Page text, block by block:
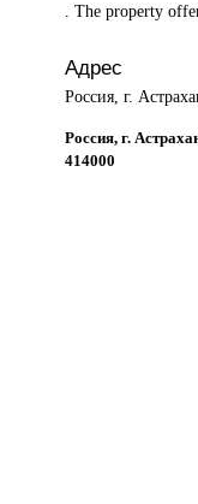
. The property
Адрес
Россия, г.
Россия, г.
414000